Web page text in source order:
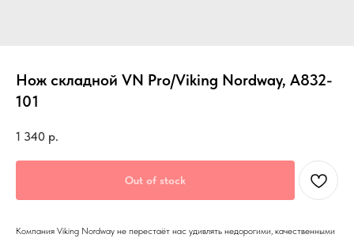
Нож складной VN Pro/Viking Nordway, A832-
101
1 340 р.
Out of stock
Компания Viking Nordway не перестаёт нас удивлять недорогими, качественными